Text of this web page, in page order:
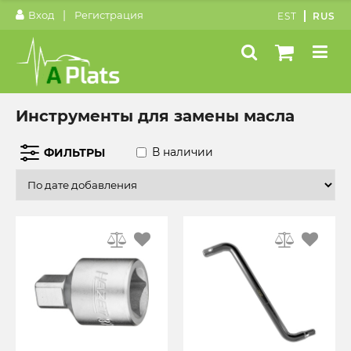
Вход | Регистрация EST RUS
Инструменты для замены масла
ФИЛЬТРЫ В наличии